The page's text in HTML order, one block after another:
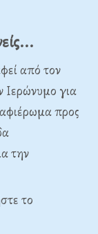
από τον
για
προς
την
το